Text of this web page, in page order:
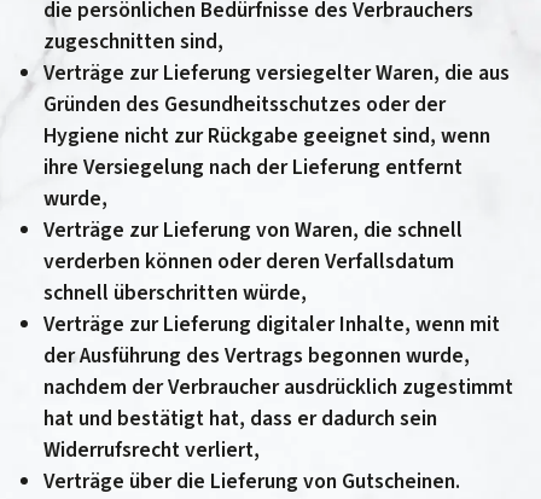
die persönlichen Bedürfnisse des Verbrauchers
zugeschnitten sind,
Verträge zur Lieferung versiegelter Waren, die aus
Gründen des Gesundheitsschutzes oder der
Hygiene nicht zur Rückgabe geeignet sind, wenn
ihre Versiegelung nach der Lieferung entfernt
wurde,
Verträge zur Lieferung von Waren, die schnell
verderben können oder deren Verfallsdatum
schnell überschritten würde,
Verträge zur Lieferung digitaler Inhalte, wenn mit
der Ausführung des Vertrags begonnen wurde,
nachdem der Verbraucher ausdrücklich zugestimmt
hat und bestätigt hat, dass er dadurch sein
Widerrufsrecht verliert,
Verträge über die Lieferung von Gutscheinen.